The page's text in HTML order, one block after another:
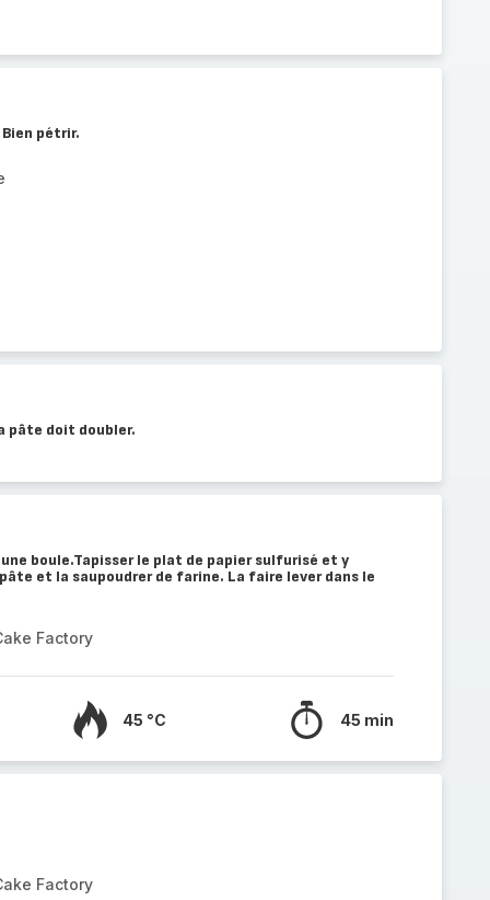
pétrir.
pâte doit doubler.
boule.Tapisser le plat de papier sulfurisé et y
et la saupoudrer de farine. La faire lever dans le
Factory
45 °C 45 min
Factory